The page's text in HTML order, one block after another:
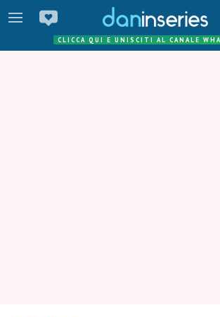
CLICCA QUI E UNISCITI AL CANALE